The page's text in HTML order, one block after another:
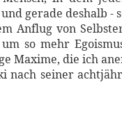
gerade deshalb -
Anflug von
so mehr
Maxime, die ich
nach seiner